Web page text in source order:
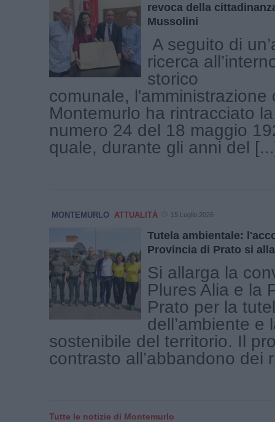
revoca della
Mussolini
A seguito di
ricerca
storico
comunale, l'amministrazione
Montemurlo ha rintracciato
numero 24 del 18 maggio
quale, durante gli anni del
MONTEMURLO ATTUALITÀ 15 Luglio 2026
Tutela ambientale:
Provincia di Prato si
Si allarga la
Plures Alia e la
Prato per la
dell’ambiente e
sostenibile del territorio. Il
contrasto all’abbandono dei
Tutte le notizie di Montemurlo